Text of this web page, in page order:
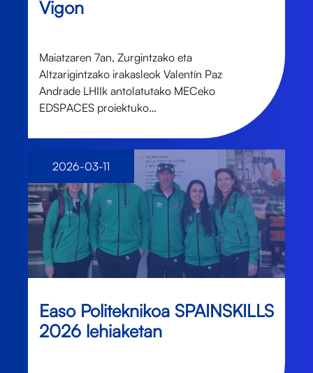
Vigon
Maiatzaren 7an, Zurgintzako eta
Altzarigintzako irakasleok Valentín Paz
Andrade LHIIk antolatutako MECeko
EDSPACES proiektuko…
Easo Politeknikoa SPAINSKILLS
2026 lehiaketan
2026-03-11